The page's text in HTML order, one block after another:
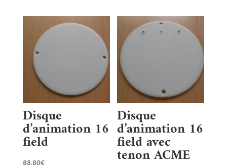
Disque
d’animation 16
field
88.80€
Disque
d’animation 16
field avec
tenon ACME